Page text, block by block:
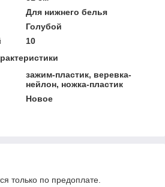
Для нижнего белья
Голубой
10
зажим-пластик, веревка-
нейлон, ножка-пластик
Новое
только по предоплате.